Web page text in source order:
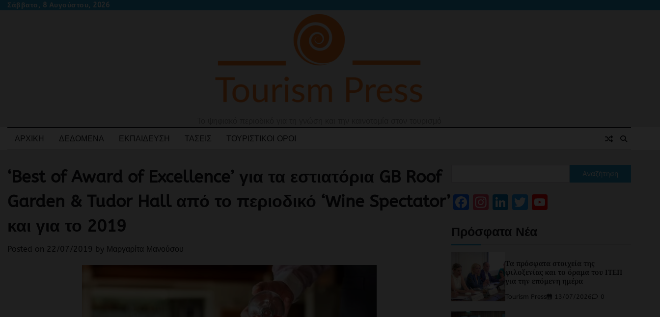
SkipΣάββατο, 8 Αυγούστου, 2026
ΑΡΧΙΚΉ
ΔΕΔΟΜΈΝΑ ΕΚΠΑΊΔΕΥΣΗ ΤΆΣΕΙΣ ΤΟΥΡΙΣΤΙΚΟΊ ΌΡΟΙ
‘Best of Award of Excellence’ για τα εστιατόρια GB Roof
Garden & Tudor Hall από το περιοδικό ‘Wine Spectator’
και για το 2019
Posted on 22/07/2019 by Μαργαρίτα Μανούσου
Αναζήτηση
Facebook
Instagram
LinkedIn
Twitter
Πρόσφατα Νέα
Τα πρόσφατα στοιχεία της
φιλοξενίας και το όραμα του ΙΤΕΠ
για την επόμενη ημέρα
Tourism Press 13/07/2026 0